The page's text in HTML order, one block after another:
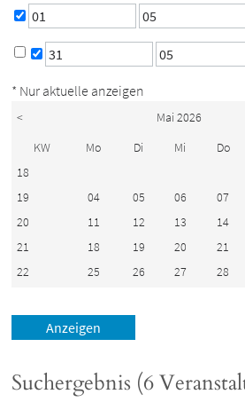
* Nur aktuelle anzeigen
< Mai 2026
KW
Mo Di Mi Do
18
19
04 05 06 07
20
11 12 13 14
21
18 19 20 21
22
25 26 27 28
Suchergebnis (6